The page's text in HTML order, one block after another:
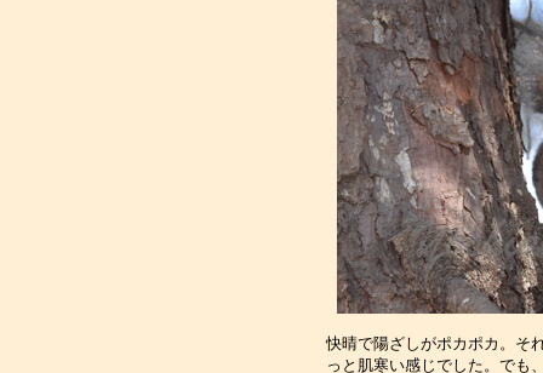
快晴で陽ざしがポカポカ。そ
っと肌寒い感じでした。でも